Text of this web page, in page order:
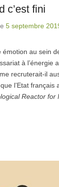
c’est fini
5 septembre
émotion au sein
à l’énergie
recruterait-il
l’Etat français
Reactor for